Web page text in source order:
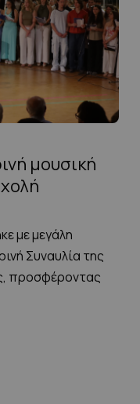
μουσική
με μεγάλη
Συναυλία της
προσφέροντας